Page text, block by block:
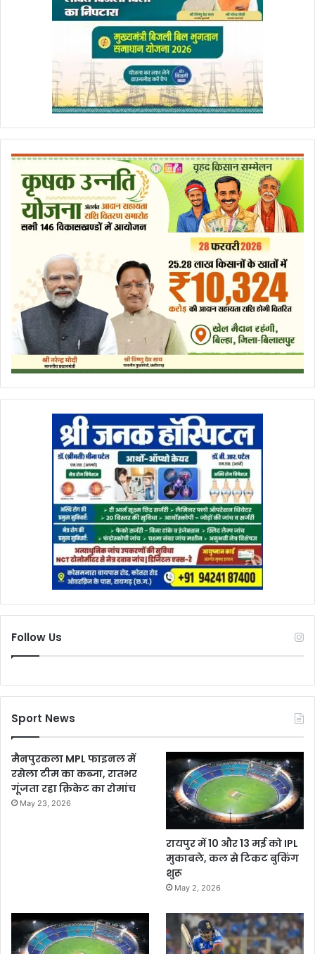
Follow Us
Sport News
मैनपुरकला MPL फाइनल में
रसेला टीम का कब्जा, रातभर
गूंजता रहा क्रिकेट का रोमांच
May 23, 2026
रायपुर में 10 और 13 मई को IPL
मुकाबले, कल से टिकट बुकिंग
शुरू
May 2, 2026